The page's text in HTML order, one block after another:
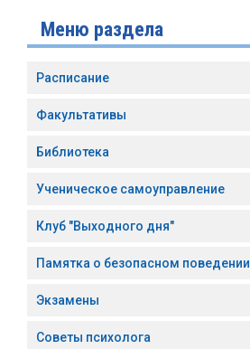
Меню раздела
Расписание
Факультативы
Библиотека
Ученическое самоуправление
Клуб "Выходного дня"
Памятка о безопасном поведении
Экзамены
Советы психолога